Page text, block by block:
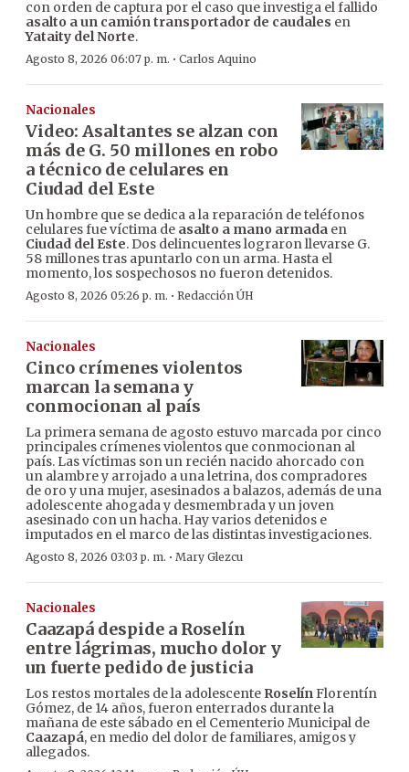
con orden de captura por el caso que investiga el fallido
asalto a un camión transportador de caudales en
Yataity del Norte.
Agosto 8, 2026 06:07 p. m. · Carlos Aquino
Nacionales
Video: Asaltantes se alzan con
más de G. 50 millones en robo
a técnico de celulares en
Ciudad del Este
Un hombre que se dedica a la reparación de teléfonos
celulares fue víctima de asalto a mano armada en
Ciudad del Este. Dos delincuentes lograron llevarse G.
58 millones tras apuntarlo con un arma. Hasta el
momento, los sospechosos no fueron detenidos.
Agosto 8, 2026 05:26 p. m. · Redacción ÚH
Nacionales
Cinco crímenes violentos
marcan la semana y
conmocionan al país
La primera semana de agosto estuvo marcada por cinco
principales crímenes violentos que conmocionan al
país. Las víctimas son un recién nacido ahorcado con
un alambre y arrojado a una letrina, dos compradores
de oro y una mujer, asesinados a balazos, además de una
adolescente ahogada y desmembrada y un joven
asesinado con un hacha. Hay varios detenidos e
imputados en el marco de las distintas investigaciones.
Agosto 8, 2026 03:03 p. m. · Mary Glezcu
Nacionales
Caazapá despide a Roselín
entre lágrimas, mucho dolor y
un fuerte pedido de justicia
Los restos mortales de la adolescente RoselínFlorentín
Gómez, de 14 años, fueron enterrados durante la
mañana de este sábado en el Cementerio Municipal de
Caazapá, en medio del dolor de familiares, amigos y
allegados.